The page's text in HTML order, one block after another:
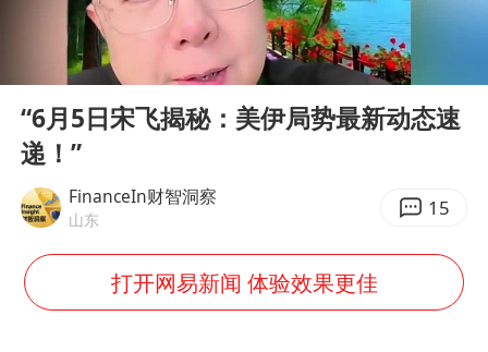
“伊斯兰版北约”出现
上海大部迎大暴雨
白海豚5次眼壁置换
Play
00:00 08:59
“6月5日宋飞揭秘：美伊局势最新动态速
递！”
FinanceIn财智洞察
山东 15
打开网易新闻 体验效果更佳